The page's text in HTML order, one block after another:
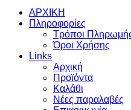
ΑΡΧΙΚΗ
Πληροφορίες
Τρόποι
Όροι Χρήσης
Links
Αρχική
Προϊόντα
Καλάθι
Νέες παραλαβές